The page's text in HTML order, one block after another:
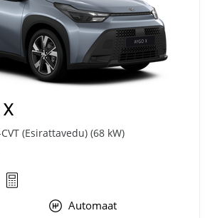
(Esirattavedu) (68 kW)
Automaat